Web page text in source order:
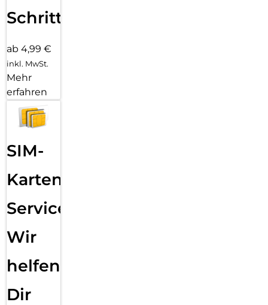
Schritten
ab 4,99 €
inkl. MwSt.
Mehr
erfahren
SIM-
Karten
Service:
Wir
helfen
Dir